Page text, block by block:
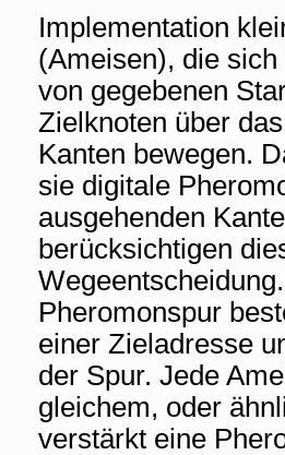
Implementation
(Ameisen), die
von gegebenen
Zielknoten über
Kanten bewegen.
sie digitale
ausgehenden
berücksichtigen
Pheromonspur
einer Zieladresse
der Spur. Jede
gleichem, oder
verstärkt eine